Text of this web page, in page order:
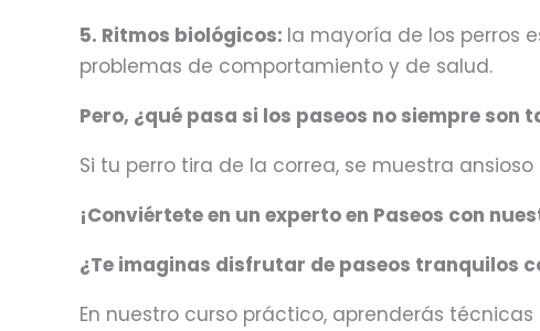
5. Ritmos biológicos: la mayoría de los perros
problemas de comportamiento y de salud.
Pero, ¿qué pasa si los paseos no siempre son
Si tu perro tira de la correa, se muestra
¡Conviértete en un experto en Paseos con
¿Te imaginas disfrutar de paseos tranquilos
En nuestro curso práctico, aprenderás